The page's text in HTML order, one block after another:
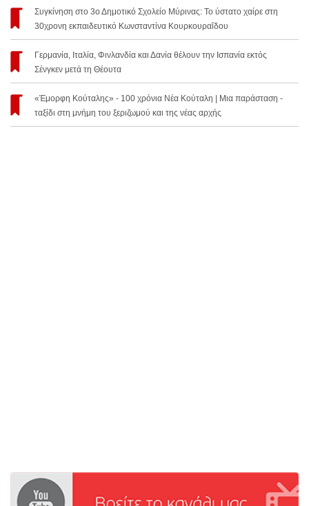
Συγκίνηση στο 3ο Δημοτικό Σχολείο Μύρινας: Το ύστατο χαίρε στη
30χρονη εκπαιδευτικό Κωνσταντίνα Κουρκουραΐδου
Γερμανία, Ιταλία, Φινλανδία και Δανία θέλουν την Ισπανία εκτός
Σένγκεν μετά τη Θέουτα
«Έμορφη Κούταλης» - 100 χρόνια Νέα Κούταλη | Μια παράσταση -
ταξίδι στη μνήμη του ξεριζωμού και της νέας αρχής